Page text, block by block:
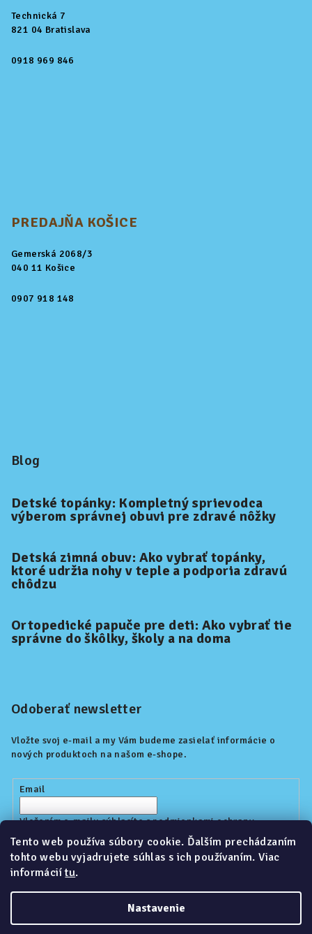
Tento web používa súbory cookie. Ďalším prechádzaním
tohto webu vyjadrujete súhlas s ich používaním. Viac
informáciítu.
Nastavenie
Technická 7
821 04 Bratislava
0918 969 846
PREDAJŇA KOŠICE
Gemerská 2068/3
040 11 Košice
0907 918 148
Blog
Detské topánky: Kompletný sprievodca
výberom správnej obuvi pre zdravé nôžky
Detská zimná obuv: Ako vybrať topánky,
ktoré udržia nohy v teple a podporia zdravú
chôdzu
Ortopedické papuče pre deti: Ako vybrať tie
správne do škôlky, školy a na doma
Odoberať newsletter
Vložte svoj e-mail a my Vám budeme zasielať informácie o
nových produktoch na našom e-shope.
Email
Vložením e-mailu súhlasíte spodmienkami ochrany
osobných údajov
Prihlásiť sa